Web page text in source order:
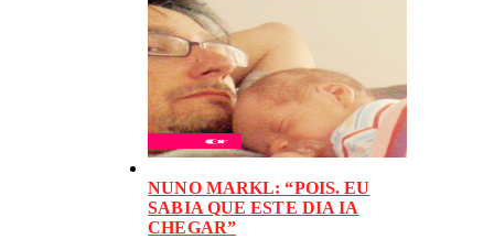
NUNO MARKL: “POIS. EU
SABIA QUE ESTE DIA IA
CHEGAR”